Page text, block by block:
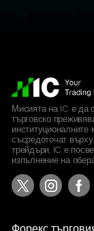
Мисията на IC е да
търговско
институционалните
съсредоточат
трейдъри, IC е
изпълнение на